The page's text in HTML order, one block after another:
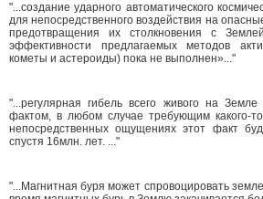
"...создание ударного автоматического
для непосредственного воздействия на
предотвращения их столкновения с
эффективности предлагаемых методов
кометы и астероиды) пока не выполнен»..."
"...регулярная гибель всего живого на Земле
фактом, в любом случае требующим какого-
непосредственных ощущениях этот факт
спустя 16млн. лет. ..."
"...Магнитная буря может спровоцировать